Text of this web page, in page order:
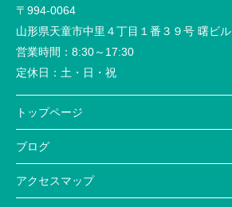
〒994-0064
山形県天童市中里４丁目１番３９号 曙ビル
営業時間： 8:30～17:30
定休日： 土・日・祝
トップページ
ブログ
アクセスマップ